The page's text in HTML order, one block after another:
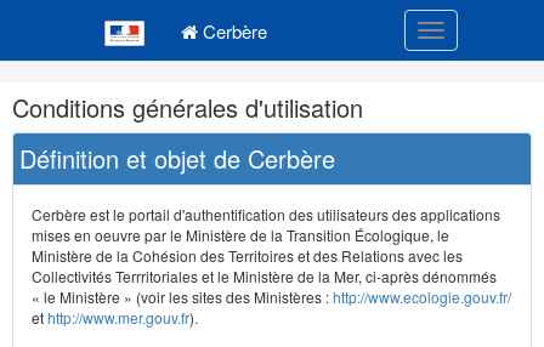
Cerbère Toggle
Navigation
et
outils
annexes
Conditions générales d'utilisation
Définition et objet de Cerbère
Cerbère est le portail d'authentification des utilisateurs des applications
mises en oeuvre par le Ministère de la Transition Écologique, le
Ministère de la Cohésion des Territoires et des Relations avec les
Collectivités Terrritoriales et le Ministère de la Mer, ci-après dénommés
« le Ministère » (voir les sites des Ministères :http://www.ecologie.gouv.fr/
ethttp://www.mer.gouv.fr).